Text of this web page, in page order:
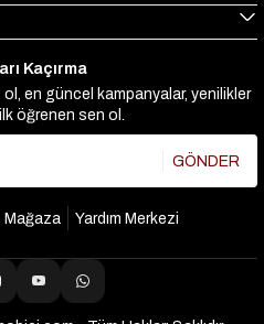
Kaçırma
en güncel kampanyalar, yenilikler
öğrenen sen ol.
GÖNDER
Mağaza Yardım Merkezi